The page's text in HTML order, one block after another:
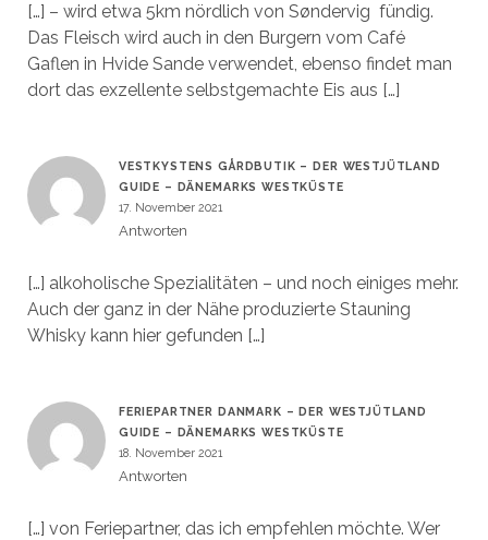
[…] – wird etwa 5km nördlich von Søndervig fündig.
Das Fleisch wird auch in den Burgern vom Café
Gaflen in Hvide Sande verwendet, ebenso findet man
dort das exzellente selbstgemachte Eis aus […]
VESTKYSTENS GÅRDBUTIK – DER WESTJÜTLAND
GUIDE – DÄNEMARKS WESTKÜSTE
17. November 2021
Antworten
[…] alkoholische Spezialitäten – und noch einiges mehr.
Auch der ganz in der Nähe produzierte Stauning
Whisky kann hier gefunden […]
FERIEPARTNER DANMARK – DER WESTJÜTLAND
GUIDE – DÄNEMARKS WESTKÜSTE
18. November 2021
Antworten
[…] von Feriepartner, das ich empfehlen möchte. Wer